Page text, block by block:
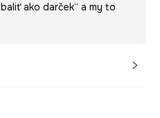
ako darček“ a my to